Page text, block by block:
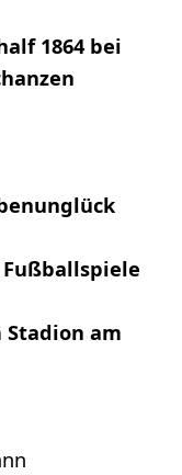
1864 bei
am